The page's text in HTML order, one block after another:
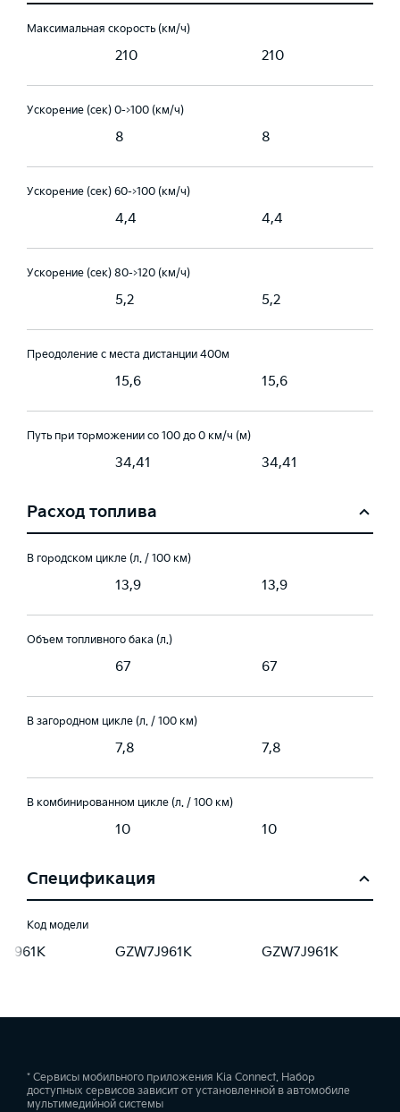
Максимальная скорость (км/ч)
210 210
Ускорение (сек) 0->100 (км/ч)
8 8
Ускорение (сек) 60->100 (км/ч)
4,4 4,4
Ускорение (сек) 80->120 (км/ч)
5,2 5,2
Преодоление с места дистанции 400м
15,6 15,6
Путь при торможении со 100 до 0 км/ч (м)
34,41 34,41
Расход топлива
В городском цикле (л. / 100 км)
13,9 13,9
Объем топливного бака (л.)
67 67
В загородном цикле (л. / 100 км)
7,8 7,8
В комбинированном цикле (л. / 100 км)
10 10
Спецификация
Код модели
GZW7J961K GZW7J961K
* Сервисы мобильного приложения Kia Connect. Набор
доступных сервисов зависит от установленной в автомобиле
мультимедийной системы